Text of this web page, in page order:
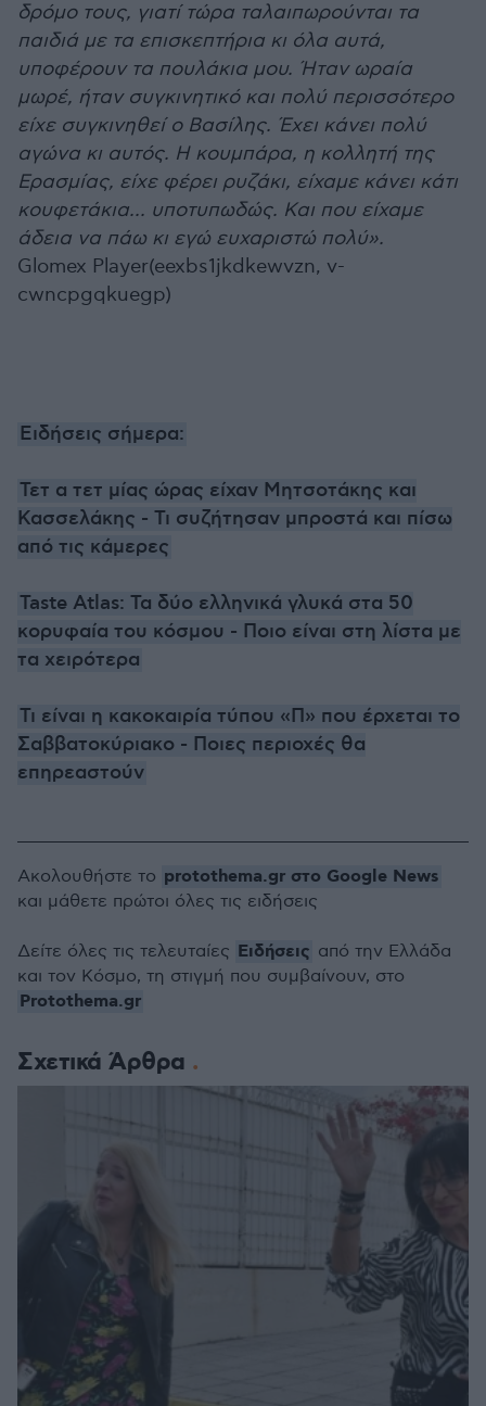
δρόμο τους, γιατί τώρα ταλαιπωρούνται τα
παιδιά με τα επισκεπτήρια κι όλα αυτά,
υποφέρουν τα πουλάκια μου. Ήταν ωραία
μωρέ, ήταν συγκινητικό και πολύ περισσότερο
είχε συγκινηθεί ο Βασίλης. Έχει κάνει πολύ
αγώνα κι αυτός. Η κουμπάρα, η κολλητή της
Ερασμίας, είχε φέρει ρυζάκι, είχαμε κάνει κάτι
κουφετάκια... υποτυπωδώς. Και που είχαμε
άδεια να πάω κι εγώ ευχαριστώ πολύ».
Glomex Player(eexbs1jkdkewvzn, v-
cwncpgqkuegp)
Ειδήσεις σήμερα:
Τετ α τετ μίας ώρας είχαν Μητσοτάκης και
Κασσελάκης - Τι συζήτησαν μπροστά και πίσω
από τις κάμερες
Taste Atlas: Τα δύο ελληνικά γλυκά στα 50
κορυφαία του κόσμου - Ποιο είναι στη λίστα με
τα χειρότερα
Τι είναι η κακοκαιρία τύπου «Π» που έρχεται το
Σαββατοκύριακο - Ποιες περιοχές θα
επηρεαστούν
Σχετικά Άρθρα
Ακολουθήστε το protothema.gr στο Google News
και μάθετε πρώτοι όλες τις ειδήσεις
Δείτε όλες τις τελευταίες Ειδήσεις από την Ελλάδα
και τον Κόσμο, τη στιγμή που συμβαίνουν, στο
Protothema.gr